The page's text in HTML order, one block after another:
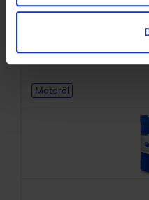
Q8 Formula Plus
Mineralisches API SL-PKW-
Motoröl